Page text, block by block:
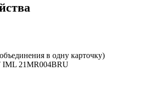
в одну карточку)
IML 21MR004BRU